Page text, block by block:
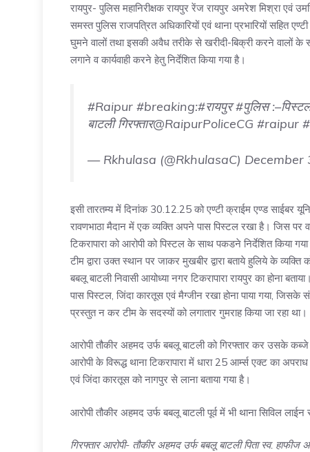
रायपुर- पुलिस महानिरीक्षक रायपुर रेंज रायपुर अमरेश मिश्रा एवं
समस्त पुलिस राजपत्रित अधिकारियों एवं थाना प्रभारियों सहित
घुमने वालों तथा इसकी अवैध तरीके से खरीदी-बिक्री करने वालों
लगाने व कार्यवाही करने हेतु निर्देशित किया गया है।
#Raipur #breaking:#रायपुर #पुलिस
बाटली गिरफ्तार@RaipurPoliceCG #raipur
— Rkhulasa (@RkhulasaC) December
इसी तारतम्य में दिनांक 30.12.25 को एण्टी क्राईम एण्ड साईबर
रावणभाठा मैदान में एक व्यक्ति अपने पास पिस्टल रखा है। जिस पर
टिकरापारा को आरोपी को पिस्टल के साथ पकडने निर्देशित किया
टीम द्वारा उक्त स्थान पर जाकर मुखबीर द्वारा बताये हुलिये के
बबलू बाटली निवासी आयोध्या नगर टिकरापारा रायपुर का होना
पास पिस्टल, जिंदा कारतूस एवं मैग्जीन रखा होना पाया गया,
प्रस्तुत न कर टीम के सदस्यों को लगातार गुमराह किया जा रहा था।
आरोपी तौकीर अहमद उर्फ बबलू बाटली को गिरफ्तार कर उसके
आरोपी के विरूद्ध थाना टिकरापारा में धारा 25 आर्म्स एक्ट का
एवं जिंदा कारतूस को नागपुर से लाना बताया गया है।
आरोपी तौकीर अहमद उर्फ बबलू बाटली पूर्व में भी थाना सिविल
गिरफ्तार आरोपी- तौकीर अहमद उर्फ बबलू बाटली पिता स्व.